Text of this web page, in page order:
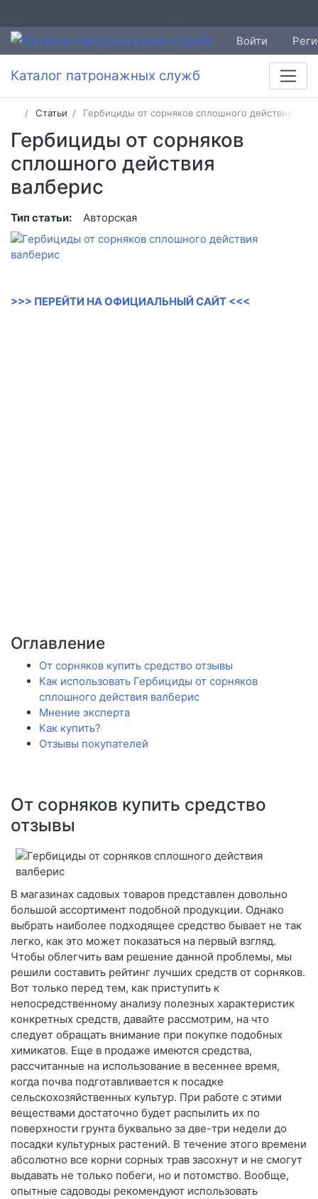
Войти
Каталог патронажных служб
Статьи Гербициды от сорняков сплошного действия
Гербициды от сорняков
сплошного действия
валберис
Тип статьи: Авторская
>>> ПЕРЕЙТИ НА ОФИЦИАЛЬНЫЙ САЙТ <<<
Оглавление
От сорняков купить средство отзывы
Как использовать Гербициды от сорняков
сплошного действия валберис
Мнение эксперта
Как купить?
Отзывы покупателей
От сорняков купить средство
отзывы
В магазинах садовых товаров представлен довольно
большой ассортимент подобной продукции. Однако
выбрать наиболее подходящее средство бывает не так
легко, как это может показаться на первый взгляд.
Чтобы облегчить вам решение данной проблемы, мы
решили составить рейтинг лучших средств от сорняков.
Вот только перед тем, как приступить к
непосредственному анализу полезных характеристик
конкретных средств, давайте рассмотрим, на что
следует обращать внимание при покупке подобных
химикатов. Еще в продаже имеются средства,
рассчитанные на использование в весеннее время,
когда почва подготавливается к посадке
сельскохозяйственных культур. При работе с этими
веществами достаточно будет распылить их по
поверхности грунта буквально за две-три недели до
посадки культурных растений. В течение этого времени
абсолютно все корни сорных трав засохнут и не смогут
выдавать не только побеги, но и потомство. Вообще,
опытные садоводы рекомендуют использовать